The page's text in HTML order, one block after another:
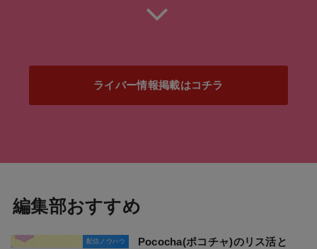
ライバー情報掲載はコチラ
編集部おすすめ
配信ノウハウ
Pococha(ポコチャ)のリス活と